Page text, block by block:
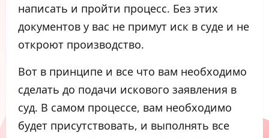
написать и пройти процесс. Без этих
документов у вас не примут иск в суде и не
откроют производство.
Вот в принципе и все что вам необходимо
сделать до подачи искового заявления в
суд. В самом процессе, вам необходимо
будет присутствовать, и выполнять все